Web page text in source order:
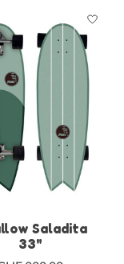
Saladita
33"